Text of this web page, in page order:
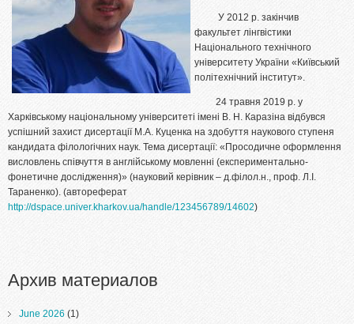
У 2012 р. закінчив
факультет лінгвістики
Національного технічного
університету України «Київський
політехнічний інститут».
24 травня 2019 р. у
Харківському національному університеті імені В. Н. Каразіна відбувся
успішний захист дисертації М.А. Куценка на здобуття наукового ступеня
кандидата філологічних наук. Тема дисертації: «Просодичне оформлення
висловлень співчуття в англійському мовленні (експериментально-
фонетичне дослідження)» (науковий керівник – д.філол.н., проф. Л.І.
Тараненко). (автореферат
http://dspace.univer.kharkov.ua/handle/123456789/14602)
Архив материалов
June 2026 (1)